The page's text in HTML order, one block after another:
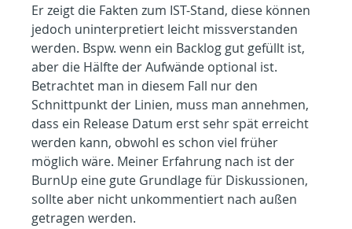
Er zeigt die Fakten zum IST-Stand, diese können
jedoch uninterpretiert leicht missverstanden
werden. Bspw. wenn ein Backlog gut gefüllt ist,
aber die Hälfte der Aufwände optional ist.
Betrachtet man in diesem Fall nur den
Schnittpunkt der Linien, muss man annehmen,
dass ein Release Datum erst sehr spät erreicht
werden kann, obwohl es schon viel früher
möglich wäre. Meiner Erfahrung nach ist der
BurnUp eine gute Grundlage für Diskussionen,
sollte aber nicht unkommentiert nach außen
getragen werden.